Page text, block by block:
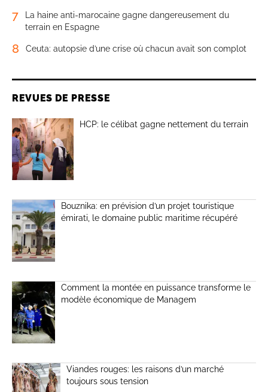
7
La haine anti-marocaine gagne dangereusement du
terrain en Espagne
8 Ceuta: autopsie d’une crise où chacun avait son complot
REVUES DE PRESSE
HCP: le célibat gagne nettement du terrain
Bouznika: en prévision d’un projet touristique
émirati, le domaine public maritime récupéré
Comment la montée en puissance transforme le
modèle économique de Managem
Viandes rouges: les raisons d’un marché
toujours sous tension